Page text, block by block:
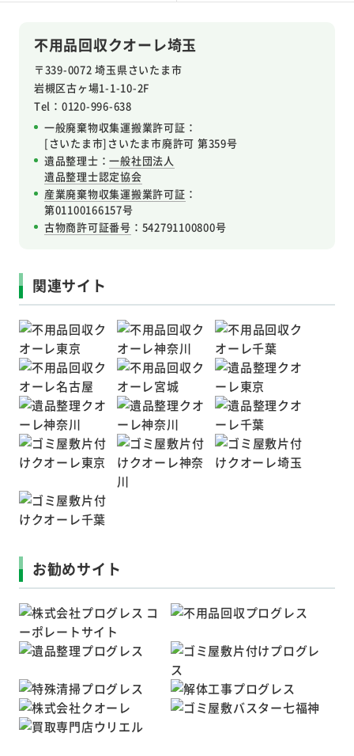
不用品回収クオーレ埼玉
〒339-0072 埼玉県さいたま市
岩槻区古ヶ場1-1-10-2F
Tel：0120-996-638
一般廃棄物収集運搬業許可証：
[さいたま市]さいたま市廃許可 第359号
遺品整理士：一般社団法人
遺品整理士認定協会
産業廃棄物収集運搬業許可証 ：
第01100166157号
古物商許可証番号 ：542791100800号
関連サイト
お勧めサイト